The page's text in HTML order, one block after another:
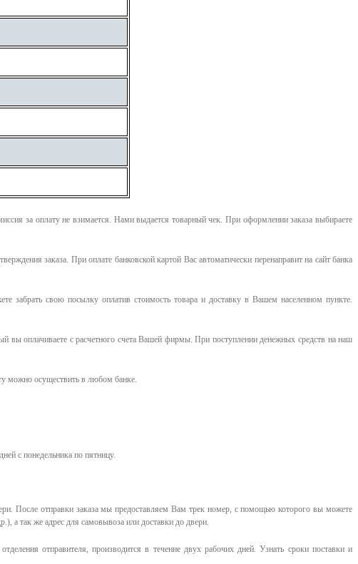
за оплату не взимается. Нами выдается товарный чек.При оформлении заказа выбираете
заказа. При оплате банковской картой Вас автоматически перенаправит на сайт банка
свою посылку оплатив стоимость товара и доставку в Вашем населенном пункте.
вы оплачиваете с расчетного счета Вашей фирмы. При поступлении денежных средств на наш
можно осуществить в любом банке.
с понедельника по пятницу.
После отправки заказа мы предоставляем Вам трек номер, с помощью которого вы можете
а так же адрес для самовывоза или доставки до двери.
отправителя, производится в течение двух рабочих дней. Узнать сроки поставки и